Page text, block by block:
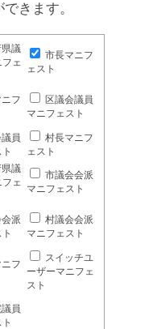
きます。
議
ェ
市長マニフ
ェスト
フ
区議会議員
マニフェスト
員
村長マニフ
ェスト
議
ェ
市議会会派
マニフェスト
派
村議会会派
マニフェスト
フ
スイッチユ
ーザーマニフェ
スト
員